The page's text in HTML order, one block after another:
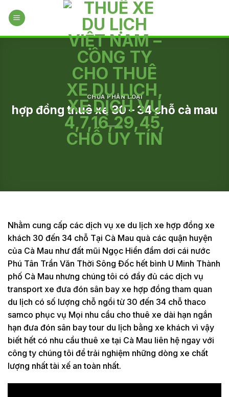
CHƯA PHÂN LOẠI
hợp đồng thuê xe 30 – 34 chỗ cà mau
Nhằm cung cấp các dịch vụ xe du lịch xe hợp đồng xe
khách 30 đến 34 chỗ Tại Cà Mau quà các quận huyện
của Cà Mau như đất mũi Ngọc Hiển đầm dơi cái nước
Phú Tân Trần Văn Thời Sông Đốc hết bình U Minh Thành
phố Cà Mau nhưng chúng tôi có đầy đủ các dịch vụ
transport xe đưa đón sân bay xe hợp đồng tham quan
du lịch có số lượng chỗ ngồi từ 30 đến 34 chỗ thaco
samco phục vụ Mọi nhu cầu cho thuê xe dài hạn ngắn
hạn đưa đón sân bay tour du lịch bằng xe khách vì vậy
biết hết có nhu cầu thuê xe tại Cà Mau liên hệ ngay với
công ty chúng tôi để trải nghiệm những dòng xe chất
lượng nhất tài xế an toàn nhất.